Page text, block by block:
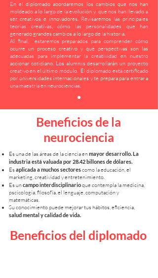
En el diplomado abordaremos los cambios que nos han
moldeado a lo largo de la evolución y que nos han llevado a
ser creativos e innovadores. Revisaremos las principales
teorías creativas, cómo las personalidades que han
generado grandes cambios a lo largo de la historia.
Al final, estaremos preparados para comprender cómo
ocurre un proceso creativo y qué perspectivas son las
adecuadas para implementar la creatividad en nuestro
accionar cotidiano.​ Los alumnxs desarrollarán un proyecto
creativo en el último módulo. El diplomado está certificado
por universidades internacionales y te prepara para entrar a
una maestría en neurociencias.
Beneficios de la
neurociencia
Es una de las áreas de la ciencia enmayor desarrollo. La
industria está valuada por 28.42 billones de dólares.
Es aplicada a muchos sectorescomo la educación, el
marketing, creatividad y entretenimiento.
Es uncampo interdisciplinarioque contempla la medicina,
pscicología, filosofía, el lenguaje, computación y
matemáticas.
Su conocimiento puede mejorar tus hábitos, eficiencia,
salud mental y calidad de vida.
Beneficios del diplomado